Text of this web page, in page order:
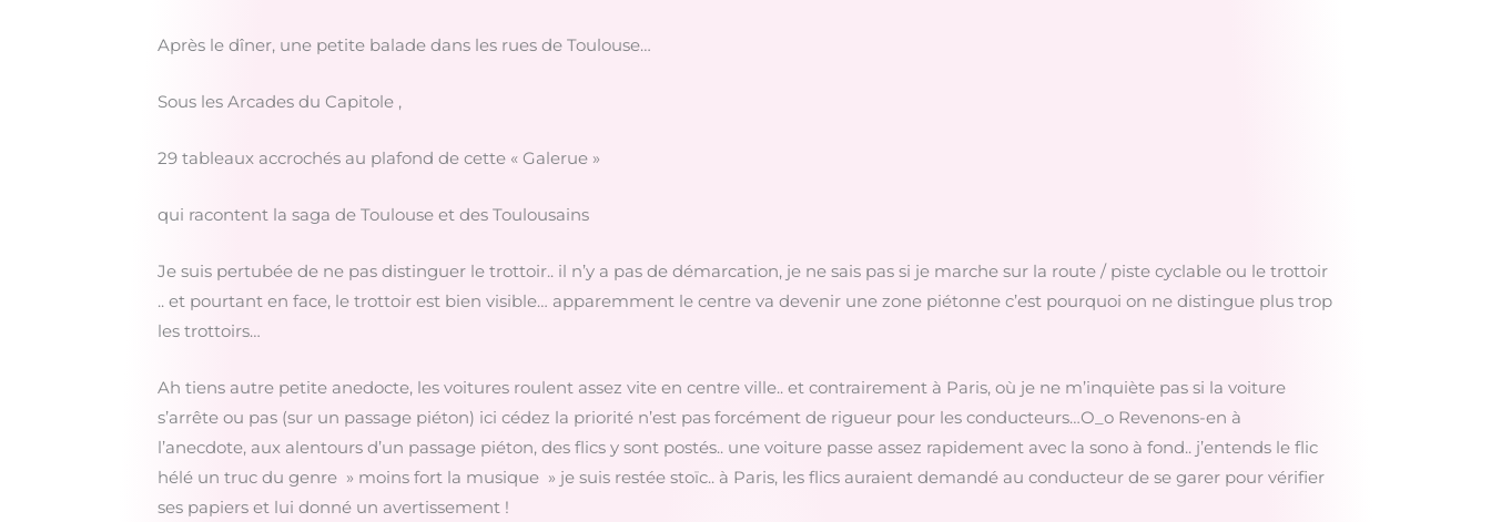
Après le dîner, une petite balade dans les rues de Toulouse…
Sous les Arcades du Capitole ,
29 tableaux accrochés au plafond de cette « Galerue »
qui racontent la saga de Toulouse et des Toulousains
Je suis pertubée de ne pas distinguer le trottoir.. il n’y a pas de démarcation, je ne sais pas si je marche sur la route / piste cyclable ou le trottoir
.. et pourtant en face, le trottoir est bien visible… apparemment le centre va devenir une zone piétonne c’est pourquoi on ne distingue plus trop
les trottoirs…
Ah tiens autre petite anedocte, les voitures roulent assez vite en centre ville.. et contrairement à Paris, où je ne m’inquiète pas si la voiture
s’arrête ou pas (sur un passage piéton) ici cédez la priorité n’est pas forcément de rigueur pour les conducteurs…O_o Revenons-en à
l’anecdote, aux alentours d’un passage piéton, des flics y sont postés.. une voiture passe assez rapidement avec la sono à fond.. j’entends le flic
hélé un truc du genre » moins fort la musique » je suis restée stoïc.. à Paris, les flics auraient demandé au conducteur de se garer pour vérifier
ses papiers et lui donné un avertissement !